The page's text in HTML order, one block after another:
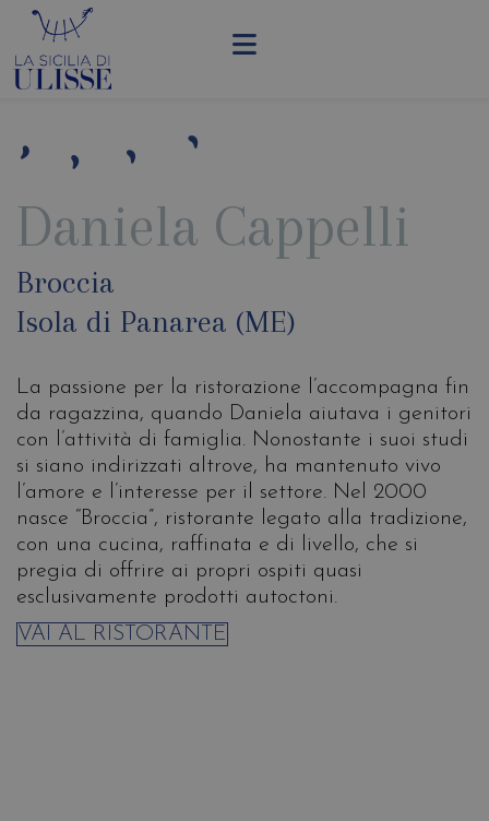
Daniela Cappelli
Broccia
Isola di Panarea (ME)
La passione per la ristorazione l’accompagna fin
da ragazzina, quando Daniela aiutava i genitori
con l’attività di famiglia. Nonostante i suoi studi
si siano indirizzati altrove, ha mantenuto vivo
l’amore e l’interesse per il settore. Nel 2000
nasce “Broccia”, ristorante legato alla tradizione,
con una cucina, raffinata e di livello, che si
pregia di offrire ai propri ospiti quasi
esclusivamente prodotti autoctoni.
VAI AL RISTORANTE